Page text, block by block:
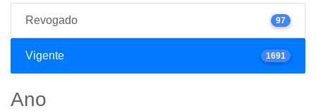
Revogado 97
Vigente 1691
Ano